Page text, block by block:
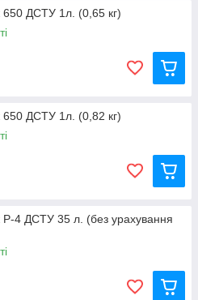
650 ДСТУ 1л. (0,65 кг)
650 ДСТУ 1л. (0,82 кг)
Р-4 ДСТУ 35 л. (без урахування